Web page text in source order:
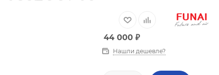
44 000 ₽
Нашли дешевле?